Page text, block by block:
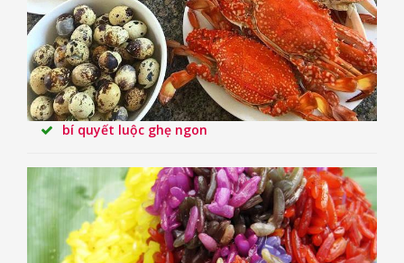
bí quyết luộc ghẹ ngon